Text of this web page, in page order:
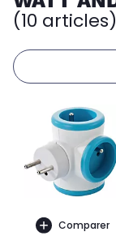
(10 articles)
Comparer